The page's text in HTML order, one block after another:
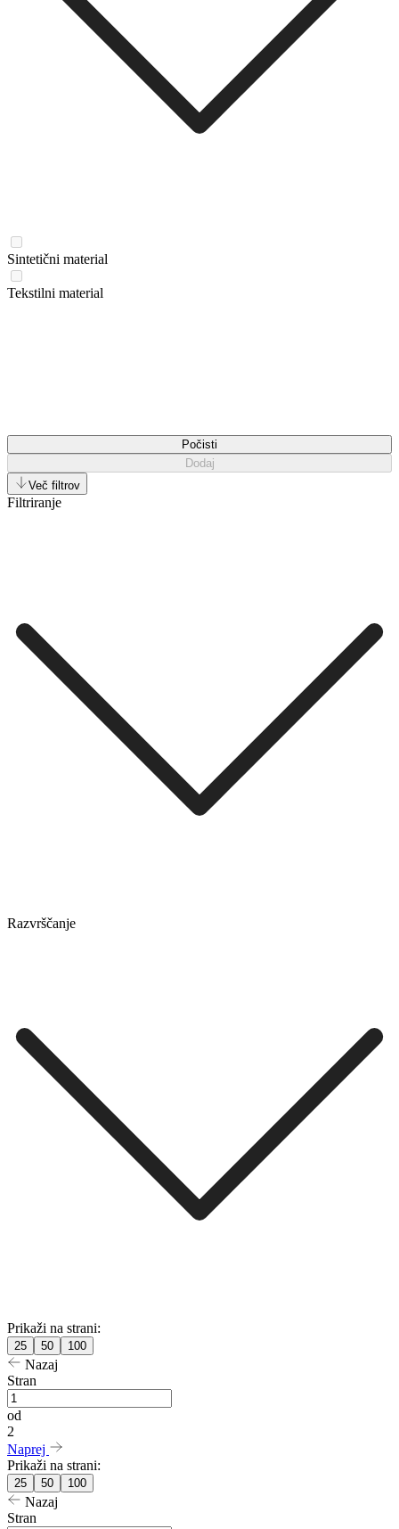
Sintetični material
Tekstilni material
Počisti
Dodaj
Več filtrov
Filtriranje
Razvrščanje
Prikaži na strani:
25 50 100
Nazaj
Stran
od
2
Naprej
Prikaži na strani:
25 50 100
Nazaj
Stran